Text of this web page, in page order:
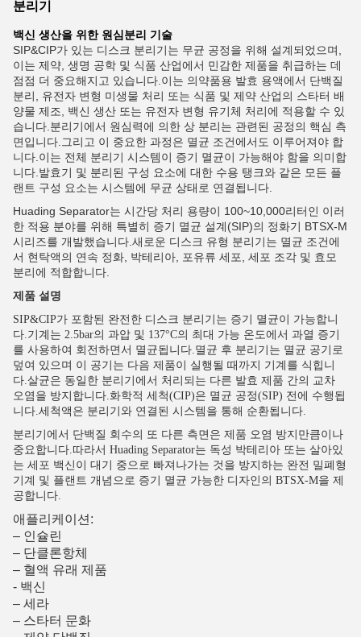
분리기
백신 생산을 위한 원심분리 기술
SIP&CIP가 있는 디스크 분리기는 무균 공정을 위해 설계되었으며,
이는 제약, 생명 공학 및 식품 산업에서 민감한 제품을 취급하는 데
점점 더 중요해지고 있습니다.이는 의약품용 발효 용액에서 단백질
분리, 유전자 변형 미생물 처리 또는 식품 및 제약 산업의 스타터 배
양물 제조, 백신 생산 또는 유전자 변형 유기체 처리에 적용할 수 있
습니다.분리기에서 원심력에 의한 상 분리는 관련된 공정의 핵심 측
면입니다.그리고 이 중요한 과정은 멸균 조건에서도 이루어져야 합
니다.이는 전체 분리기 시스템이 증기 멸균이 가능해야 함을 의미합
니다.발효기 및 분리된 구성 요소에 대한 수용 탱크와 같은 모든 플
랜트 구성 요소는 시스템에 무균 상태로 연결됩니다.
Huading Separator는 시간당 처리 용량이 100~10,000리터인 이러
한 적용 분야를 위해 특별히 증기 멸균 설계(SIP)의 정화기 BTSX-M
시리즈를 개발했습니다.새로운 디스크 유형 분리기는 멸균 조건에
서 현탁액의 연속 정화, 박테리아, 포유류 세포, 세포 조각 및 효모
분리에 적합합니다.
제품 설명
SIP&CIP가 포함된 완전한 디스크 분리기는 증기 멸균이 가능합니
다.기계는 2.5bar의 과압 및 137°C의 최대 가능 온도에서 과열 증기
를 사용하여 회전하면서 멸균됩니다.멸균 후 분리기는 멸균 공기로
덮여 있으며 이 공기는 다음 제품이 실행될 때까지 기계를 식힙니
다.살균은 동일한 분리기에서 처리되는 다른 발효 제품 간의 교차
오염을 방지합니다.화학적 세척(CIP)은 멸균 공정(SIP) 전에 수행됩
니다.세척액은 분리기와 연결된 시스템을 통해 순환됩니다.
분리기에서 단백질 회수의 또 다른 측면은 제품 오염 방지만큼이나
중요합니다.따라서 Huading Separator는 독성 박테리아 또는 살아있
는 세포 백신이 대기 중으로 빠져나가는 것을 방지하는 완전 밀폐형
기계 및 플랜트 개념으로 증기 멸균 가능한 디자인의 BTSX-M을 제
공합니다.
애플리케이션:
– 인슐린
– 단클론항체
– 혈액 유래 제품
- 백신
– 세라
– 스타터 문화